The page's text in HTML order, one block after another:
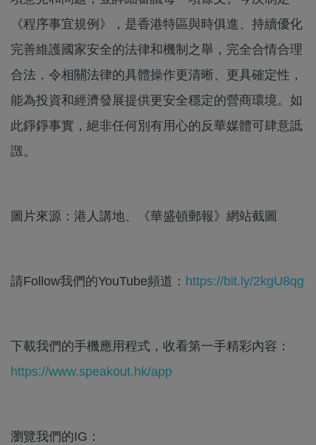
《程序事宜規例》，是香港特區與時俱進、持續優化
完善維護國家安全的法律和機制之舉，完全合情合理
合法，令相關法律的具體操作更清晰、更具確定性，
能為投資和經濟發展提供更安全穩定的營商環境。如
此錚錚事實，絕非任何別有用心的反華媒體可肆意詆
譭。
圖片來源：港人講地、《華盛頓郵報》網站截圖
請Follow我們的YouTube頻道： https://bit.ly/2kgU8qg
下載我們的手機應用程式，收看第一手精彩內容：
https://www.speakout.hk/app
瀏覽我們的IG：